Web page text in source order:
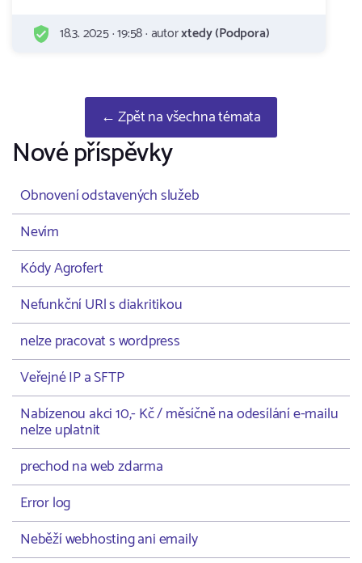
18.3. 2025 · 19:58 · autorxtedy (Podpora)
← Zpět na všechna témata
Nové příspěvky
Obnovení odstavených služeb
Nevím
Kódy Agrofert
Nefunkční URl s diakritikou
nelze pracovat s wordpress
Veřejné IP a SFTP
Nabízenou akci 10,- Kč / měsíčně na odesílání e-mailu
nelze uplatnit
prechod na web zdarma
Error log
Neběží webhosting ani emaily